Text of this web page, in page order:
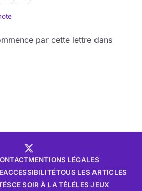
par cette lettre dans
MENTIONS LÉGALES
ACCESSIBILITÉTOUS LES ARTICLES
CE SOIR À LA TÉLÉLES JEUX